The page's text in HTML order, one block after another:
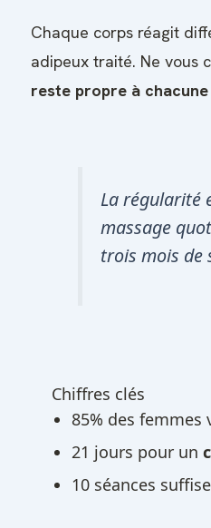
Chaque corps réagit
adipeux traité. Ne vous
reste propre à
La régularité
massage
trois mois de
Chiffres clés
85% des femmes
21 jours pour un
10 séances